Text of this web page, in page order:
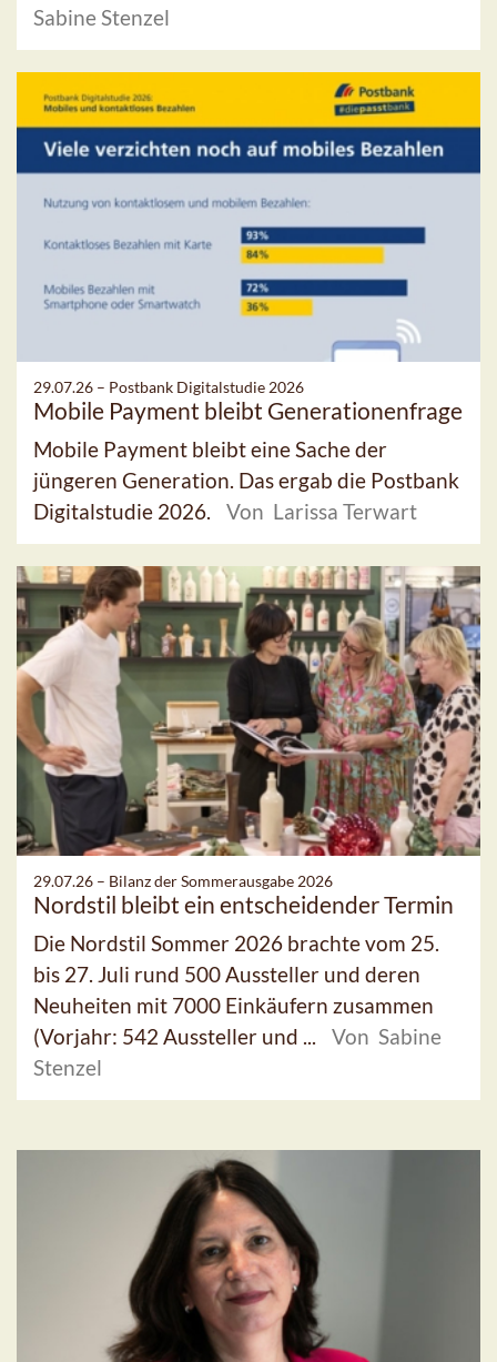
Sabine Stenzel
29.07.26 – Postbank Digitalstudie 2026
Mobile Payment bleibt Generationenfrage
Mobile Payment bleibt eine Sache der
jüngeren Generation. Das ergab die Postbank
Digitalstudie 2026.
Von Larissa Terwart
29.07.26 – Bilanz der Sommerausgabe 2026
Nordstil bleibt ein entscheidender Termin
Die Nordstil Sommer 2026 brachte vom 25.
bis 27. Juli rund 500 Aussteller und deren
Neuheiten mit 7000 Einkäufern zusammen
(Vorjahr: 542 Aussteller und ...
Von Sabine
Stenzel